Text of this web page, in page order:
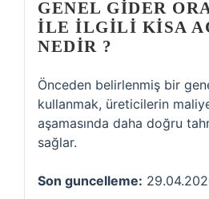
GENEL GIDER
ILE ILGILI KISA
NEDIR ?
Önceden belirlenmiş bir
kullanmak, üreticilerin
aşamasında daha doğru
sağlar.
Son guncelleme: